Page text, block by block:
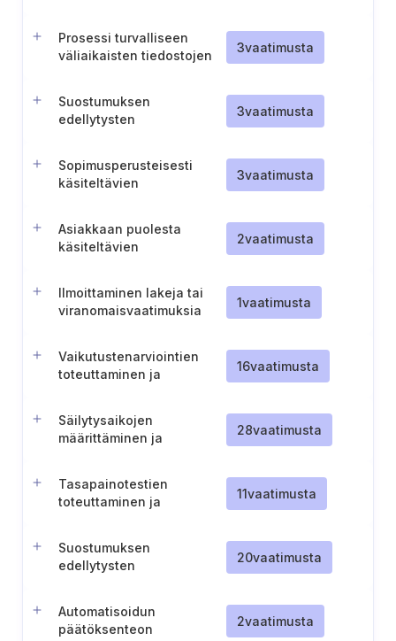
mahdollisiin kaupallisiin
tarkoituksiin
Prosessi turvalliseen
väliaikaisten tiedostojen
3vaatimusta
Suostumuksen
edellytysten
3vaatimusta
Sopimusperusteisesti
käsiteltävien
mainostamisessa
3vaatimusta
Asiakkaan puolesta
käsiteltävien
2vaatimusta
Ilmoittaminen lakeja tai
viranomaisvaatimuksia
1vaatimusta
Vaikutustenarviointien
toteuttaminen ja
16vaatimusta
Säilytysaikojen
määrittäminen ja
28vaatimusta
Tasapainotestien
toteuttaminen ja
11vaatimusta
Suostumuksen
edellytysten
käyttötarkoituksille
20vaatimusta
Automatisoidun
päätöksenteon
2vaatimusta